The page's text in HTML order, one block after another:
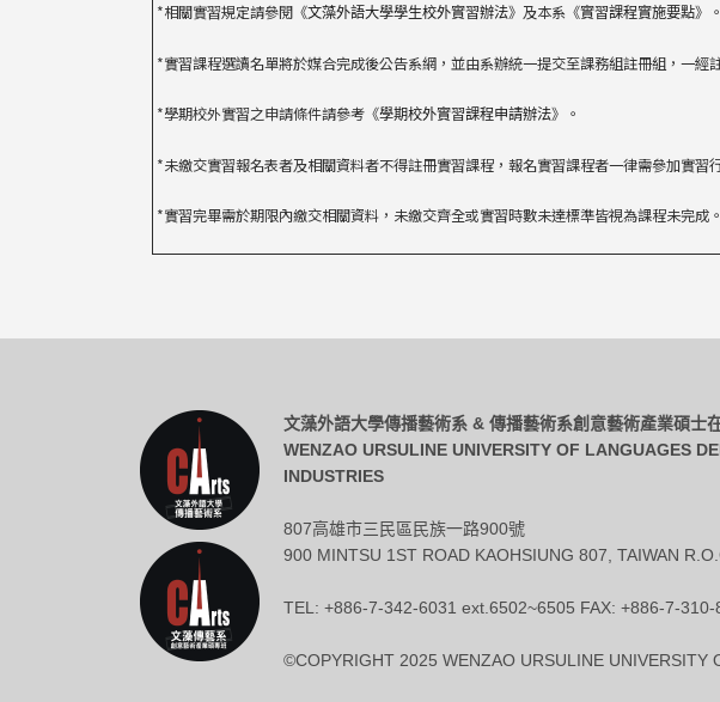
*相關實習規定請參閱《文藻外語大學學生校外實習辦法》及本系《實習課程實施要點》。
*實習課程選讀名單將於媒合完成後公告系網，並由系辦統一提交至課務組註冊組，一經
*學期校外實習之申請條件請參考《學期校外實習課程申請辦法》。
*未繳交實習報名表者及相關資料者不得註冊實習課程，報名實習課程者一律需參加實
*實習完畢需於期限內繳交相關資料，未繳交齊全或實習時數未達標準皆視為課程未完成。
文藻外語大學傳播藝術系 & 傳播藝術系創意藝術產業碩士
WENZAO URSULINE UNIVERSITY OF LANGUAGES
INDUSTRIES
807高雄市三民區民族一路900號
900 MINTSU 1ST ROAD KAOHSIUNG 807, TAIWAN
TEL: +886-7-342-6031 ext.6502~6505 FAX: +886-7-
©COPYRIGHT 2025 WENZAO URSULINE UNIVERSITY